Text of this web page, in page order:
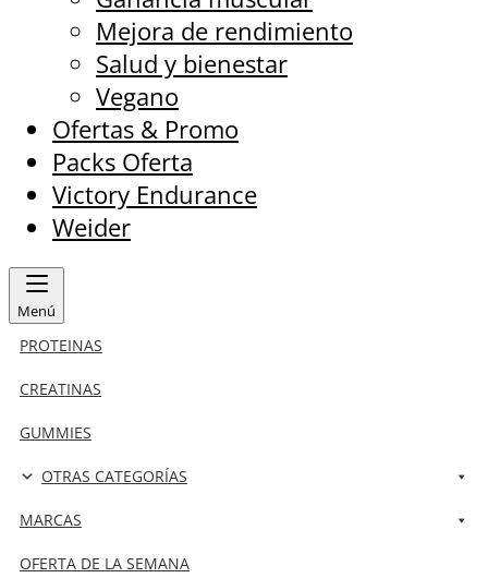
Mejora de rendimiento
Salud y bienestar
Vegano
Ofertas & Promo
Packs Oferta
Victory Endurance
Weider
Menú
PROTEINAS
CREATINAS
GUMMIES
OTRAS CATEGORÍAS
MARCAS
OFERTA DE LA SEMANA